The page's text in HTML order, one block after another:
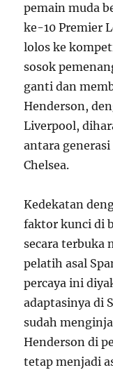
pemain muda
ke-10 Premier
lolos ke
sosok
ganti dan
Henderson,
Liverpool,
antara
Chelsea.
Kedekatan
faktor kunci di
secara terbuka
pelatih asal
percaya ini
adaptasinya di
sudah
Henderson di
tetap menjadi